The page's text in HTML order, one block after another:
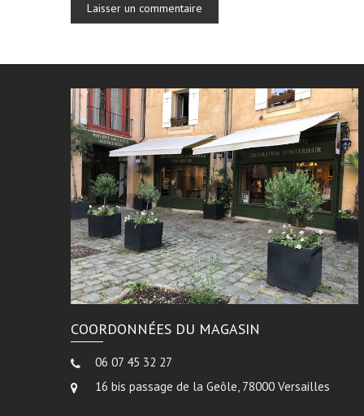
COORDONNÉES DU MAGASIN
06 07 45 32 27
16 bis passage de la Geôle, 78000 Versailles